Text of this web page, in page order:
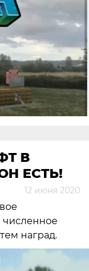
В
ЕСТЬ!
12 июня 2020
наград.